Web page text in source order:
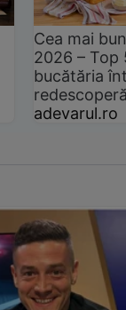
Cea mai
2026 –
bucătăria
adevarul.ro